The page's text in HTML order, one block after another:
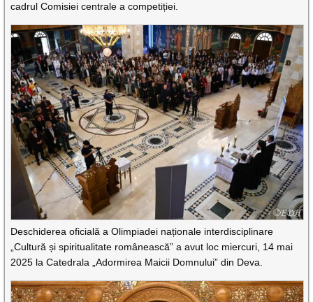
cadrul Comisiei centrale a competiției.
Deschiderea oficială a Olimpiadei naționale interdisciplinare
„Cultură și spiritualitate românească” a avut loc miercuri, 14 mai
2025 la Catedrala „Adormirea Maicii Domnului” din Deva.